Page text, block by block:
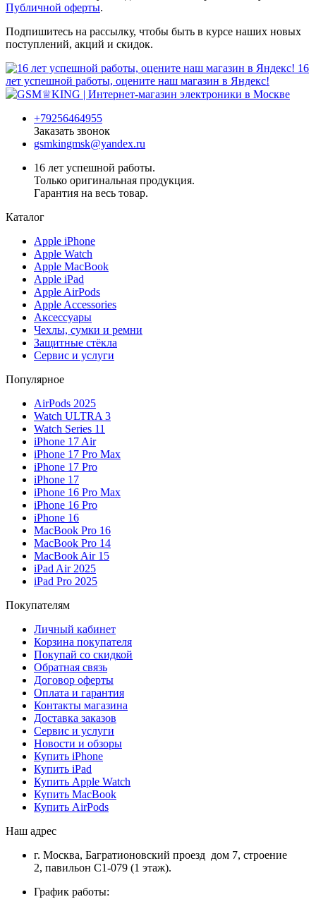
Публичной оферты.
Подпишитесь на рассылку, чтобы быть в курсе наших новых
поступлений, акций и скидок.
16
лет успешной работы, оцените наш магазин в Яндекс!
+79256464955
Заказать звонок
gsmkingmsk@yandex.ru
16 лет успешной работы.
Только оригинальная продукция.
Гарантия на весь товар.
Каталог
Apple iPhone
Apple Watch
Apple MacBook
Apple iPad
Apple AirPods
Apple Accessories
Аксессуары
Чехлы, сумки и ремни
Защитные стёкла
Сервис и услуги
Популярное
AirPods 2025
Watch ULTRA 3
Watch Series 11
iPhone 17 Air
iPhone 17 Pro Max
iPhone 17 Pro
iPhone 17
iPhone 16 Pro Max
iPhone 16 Pro
iPhone 16
MacBook Pro 16
MacBook Pro 14
MacBook Air 15
iPad Air 2025
iPad Pro 2025
Покупателям
Личный кабинет
Корзина покупателя
Покупай со скидкой
Обратная связь
Договор оферты
Оплата и гарантия
Контакты магазина
Доставка заказов
Сервис и услуги
Новости и обзоры
Купить iPhone
Купить iPad
Купить Apple Watch
Купить MacBook
Купить AirPods
Наш адрес
г. Москва, Багратионовский проезд дом 7, строение
2, павильон С1-079 (1 этаж).
График работы: